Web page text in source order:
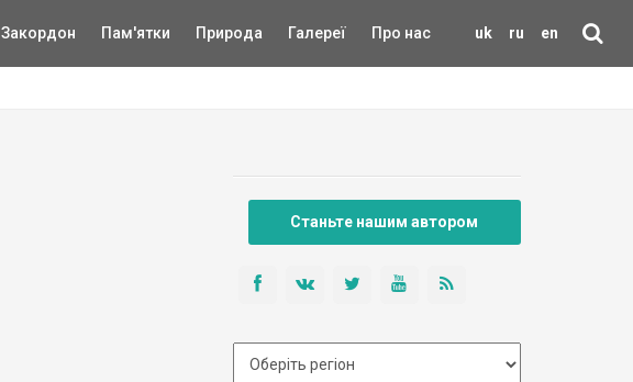
uk ru en
Закордон Пам'ятки Природа Галереї Про нас
Станьте нашим автором